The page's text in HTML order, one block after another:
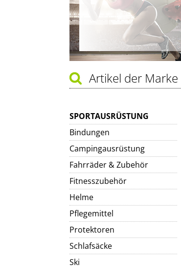
Artikel der Marke
SPORTAUSRÜSTUNG
Bindungen
Campingausrüstung
Fahrräder & Zubehör
Fitnesszubehör
Helme
Pflegemittel
Protektoren
Schlafsäcke
Ski